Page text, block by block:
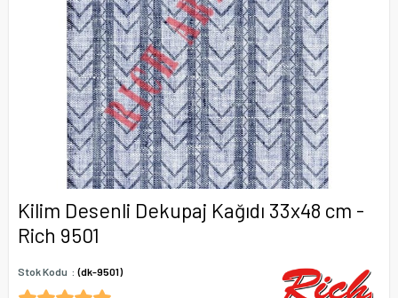
Kilim Desenli Dekupaj Kağıdı 33x48 cm -
Rich 9501
Stok Kodu (dk-9501)